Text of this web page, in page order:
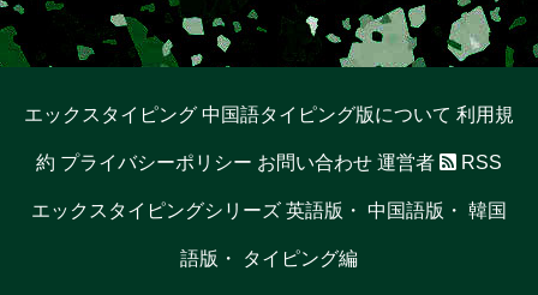
エックスタイピング 中国語タイピング版について 利用規
約 プライバシーポリシー お問い合わせ 運営者 RSS
エックスタイピングシリーズ 英語版 ・ 中国語版 ・ 韓国
語版 ・ タイピング編